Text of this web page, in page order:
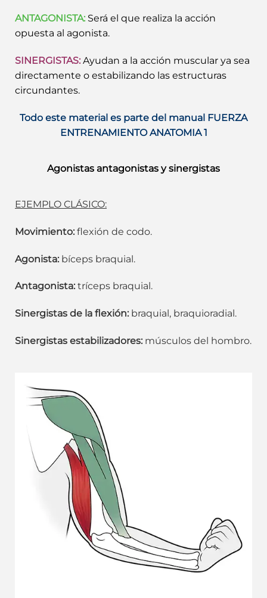
ANTAGONISTA: Será el que realiza la acción
opuesta al agonista.
SINERGISTAS: Ayudan a la acción muscular ya sea
directamente o estabilizando las estructuras
circundantes.
Todo este material es parte del manual FUERZA
ENTRENAMIENTO ANATOMIA 1
Agonistas antagonistas y sinergistas
EJEMPLO CLÁSICO:
Movimiento: flexión de codo.
Agonista: bíceps braquial.
Antagonista: tríceps braquial.
Sinergistas de la flexión: braquial, braquioradial.
Sinergistas estabilizadores: músculos del hombro.